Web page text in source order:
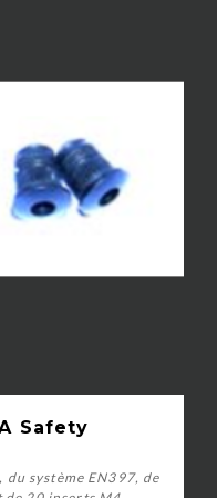
Safety
du système EN397, de